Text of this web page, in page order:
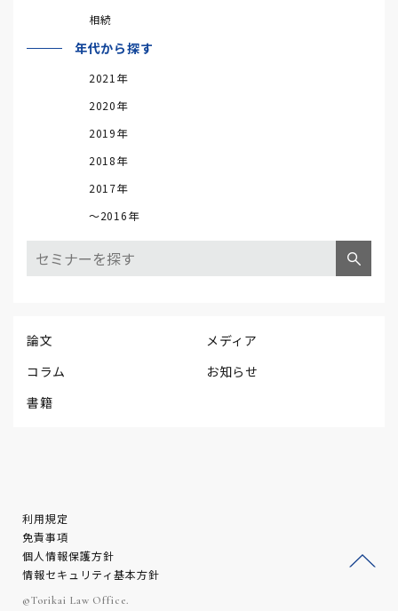
相続
年代から探す
2021年
2020年
2019年
2018年
2017年
～2016年
論文
メディア
コラム
お知らせ
書籍
利用規定
免責事項
個人情報保護方針
情報セキュリティ基本方針
©Torikai Law Office.